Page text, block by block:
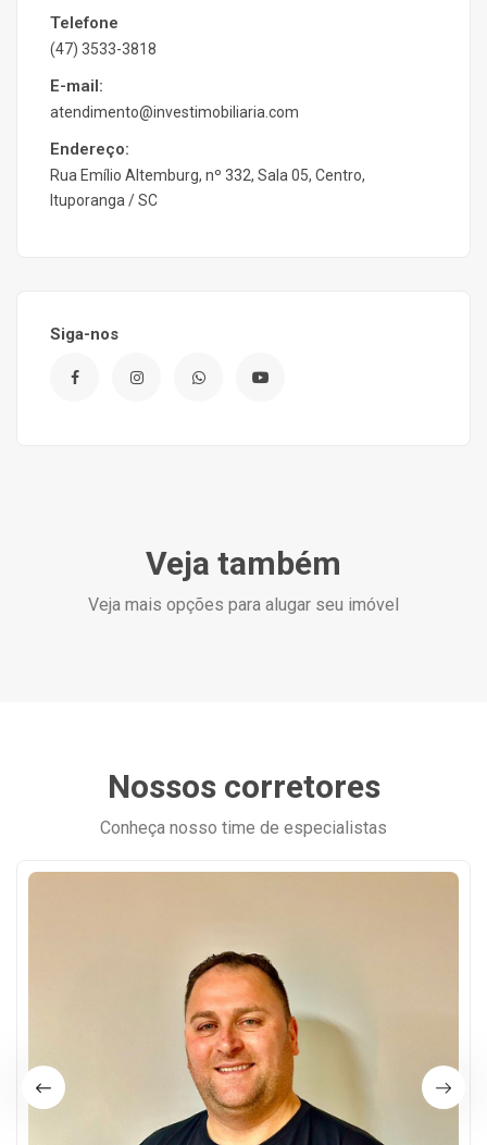
Telefone
(47) 3533-3818
E-mail:
atendimento@investimobiliaria.com
Endereço:
Rua Emílio Altemburg, nº 332, Sala 05, Centro,
Ituporanga / SC
Siga-nos
Veja também
Veja mais opções para alugar seu imóvel
Nossos corretores
Conheça nosso time de especialistas